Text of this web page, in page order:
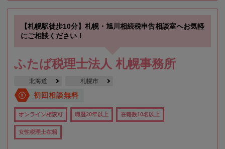
【札幌駅徒歩10分】札幌・旭川相続税申告相談室へお気軽
にご相談ください！
ふたば税理士法人 札幌事務所
北海道 札幌市
初回相談無料
オンライン相談可 職歴20年以上 在籍数10名以上
女性税理士在籍